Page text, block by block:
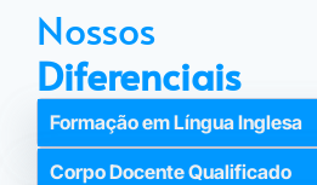
Nossos
Diferenciais
Formação em Língua Inglesa
Corpo Docente Qualificado